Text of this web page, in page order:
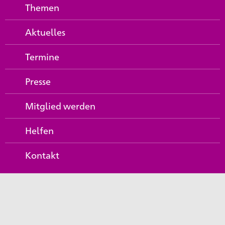
Themen
Aktuelles
Termine
Presse
Mitglied werden
Helfen
Kontakt